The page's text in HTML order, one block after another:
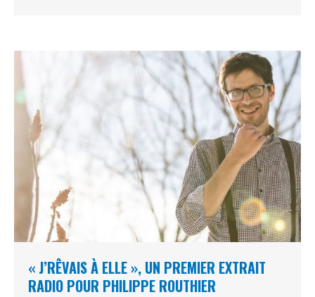
« J’RÊVAIS À ELLE », UN PREMIER EXTRAIT
RADIO POUR PHILIPPE ROUTHIER